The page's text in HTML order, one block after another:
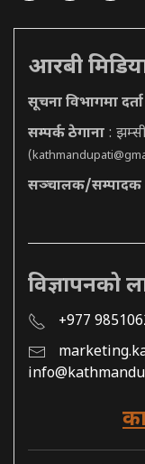
आरबी मिडिया
सूचना विभागमा
सम्पर्क ठेगाना :
(
सञ्चालक/सम्पादक
विज्ञापनको
+977